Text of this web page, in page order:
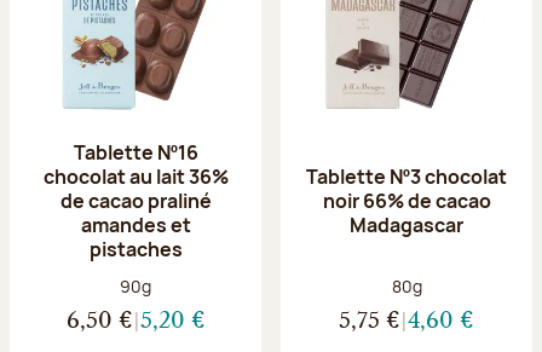
Tablette Nº16
chocolat au lait 36%
de cacao praliné
amandes et
pistaches
Poids net :
90g
6,50 € 5,20 €
Tablette Nº3 chocolat
noir 66% de cacao
Madagascar
Poids net :
80g
5,75 € 4,60 €